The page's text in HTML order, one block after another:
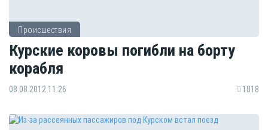
Происшествия
Курские коровы погибли на борту
корабля
08.08.2012 11:26 1818